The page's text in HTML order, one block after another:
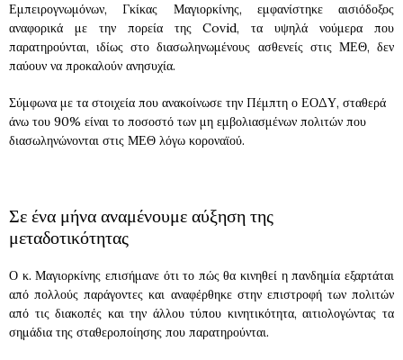
Εμπειρογνωμόνων, Γκίκας Μαγιορκίνης, εμφανίστηκε αισιόδοξος
αναφορικά με την πορεία της Covid, τα υψηλά νούμερα που
παρατηρούνται, ιδίως στο διασωληνωμένους ασθενείς στις ΜΕΘ, δεν
παύουν να προκαλούν ανησυχία.
Σύμφωνα με τα στοιχεία που ανακοίνωσε την Πέμπτη ο ΕΟΔΥ, σταθερά
άνω του 90% είναι το ποσοστό των μη εμβολιασμένων πολιτών που
διασωληνώνονται στις ΜΕΘ λόγω κοροναϊού.
Σε ένα μήνα αναμένουμε αύξηση της
μεταδοτικότητας
Ο κ. Μαγιορκίνης επισήμανε ότι το πώς θα κινηθεί η πανδημία εξαρτάται
από πολλούς παράγοντες και αναφέρθηκε στην επιστροφή των πολιτών
από τις διακοπές και την άλλου τύπου κινητικότητα, αιτιολογώντας τα
σημάδια της σταθεροποίησης που παρατηρούνται.